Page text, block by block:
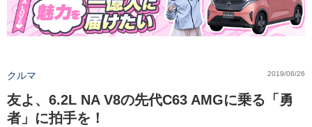
クルマ 2019/06/26
友よ、6.2L NA V8の先代C63 AMGに乗る「勇
者」に拍手を！